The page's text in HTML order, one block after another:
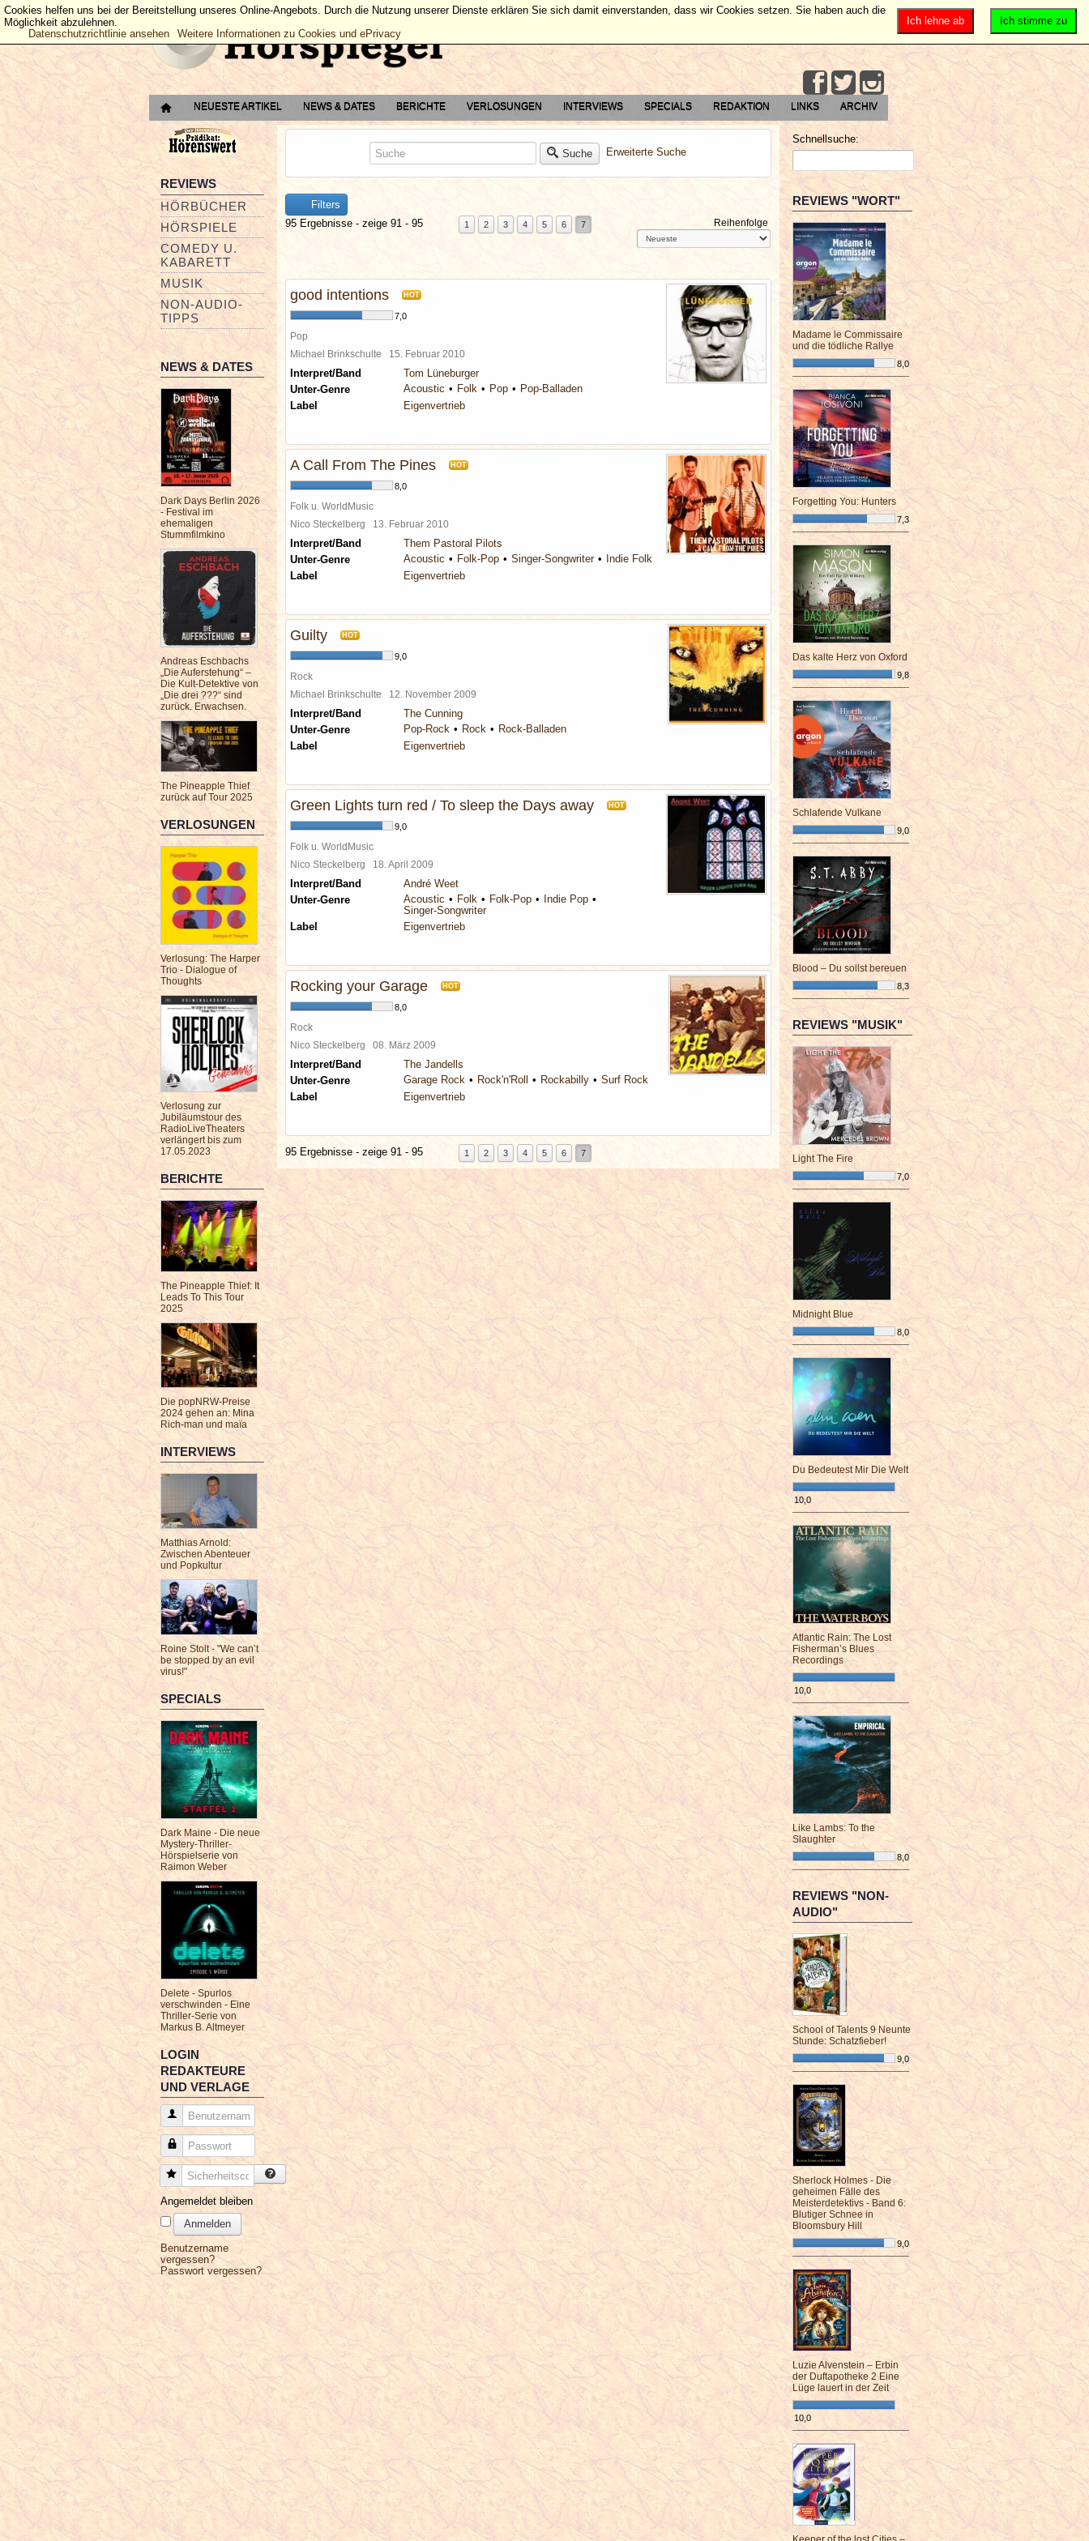
NEUESTE ARTIKEL NEWS & DATES BERICHTE VERLOSUNGEN INTERVIEWS SPECIALS REDAKTION LINKS ARCHIV
REVIEWS
HÖRBÜCHER
HÖRSPIELE
COMEDY U.
KABARETT
MUSIK
NON-AUDIO-
TIPPS
NEWS & DATES
Dark Days Berlin 2026
- Festival im
ehemaligen
Stummfilmkino
Andreas Eschbachs
„Die Auferstehung“ –
Die Kult-Detektive von
„Die drei ???“ sind
zurück. Erwachsen.
The Pineapple Thief
zurück auf Tour 2025
VERLOSUNGEN
Verlosung: The Harper
Trio - Dialogue of
Thoughts
Verlosung zur
Jubiläumstour des
RadioLiveTheaters
verlängert bis zum
17.05.2023
BERICHTE
The Pineapple Thief: It
Leads To This Tour
2025
Die popNRW-Preise
2024 gehen an: Mina
Rich-man und maïa
INTERVIEWS
Matthias Arnold:
Zwischen Abenteuer
und Popkultur
Roine Stolt - "We can’t
be stopped by an evil
virus!"
SPECIALS
Dark Maine - Die neue
Mystery-Thriller-
Hörspielserie von
Raimon Weber
Delete - Spurlos
verschwinden - Eine
Thriller-Serie von
Markus B. Altmeyer
LOGIN
REDAKTEURE
UND VERLAGE
Benutzername
Passwort
Sicherheitscode
Angemeldet bleiben
Anmelden
Benutzername
vergessen?
Passwort vergessen?
Suche Erweiterte Suche
Filters
95 Ergebnisse - zeige 91 - 95
1 2 3 4 5 6 7 Reihenfolge
good intentions HOT
7,0
Pop
Michael Brinkschulte 15. Februar 2010
Interpret/Band
Tom Lüneburger
Unter-Genre
Acoustic Folk Pop
Pop-Balladen
Label
Eigenvertrieb
A Call From The Pines HOT
8,0
Folk u. WorldMusic
Nico Steckelberg 13. Februar 2010
Interpret/Band
Them Pastoral Pilots
Unter-Genre
Acoustic Folk-Pop Singer-Songwriter
Indie Folk
Label
Eigenvertrieb
Guilty HOT
9,0
Rock
Michael Brinkschulte 12. November 2009
Interpret/Band
The Cunning
Unter-Genre
Pop-Rock Rock
Rock-Balladen
Label
Eigenvertrieb
Green Lights turn red / To sleep the Days away HOT
9,0
Folk u. WorldMusic
Nico Steckelberg 18. April 2009
Interpret/Band
André Weet
Unter-Genre
Acoustic Folk Folk-Pop
Indie Pop
Singer-Songwriter
Label
Eigenvertrieb
Rocking your Garage HOT
8,0
Rock
Nico Steckelberg 08. März 2009
Interpret/Band
The Jandells
Unter-Genre
Garage Rock Rock'n'Roll Rockabilly
Surf Rock
Label
Eigenvertrieb
95 Ergebnisse - zeige 91 - 95 1 2 3 4 5 6 7
Schnellsuche:
REVIEWS "WORT"
Madame le Commissaire
und die tödliche Rallye
8,0
¯¯¯¯¯¯¯¯¯¯¯¯¯¯¯¯¯¯¯¯¯¯¯¯
Forgetting You: Hunters
7,3
¯¯¯¯¯¯¯¯¯¯¯¯¯¯¯¯¯¯¯¯¯¯¯¯
Das kalte Herz von Oxford
9,8
¯¯¯¯¯¯¯¯¯¯¯¯¯¯¯¯¯¯¯¯¯¯¯¯
Schlafende Vulkane
9,0
¯¯¯¯¯¯¯¯¯¯¯¯¯¯¯¯¯¯¯¯¯¯¯¯
Blood – Du sollst bereuen
8,3
¯¯¯¯¯¯¯¯¯¯¯¯¯¯¯¯¯¯¯¯¯¯¯¯
REVIEWS "MUSIK"
Light The Fire
7,0
¯¯¯¯¯¯¯¯¯¯¯¯¯¯¯¯¯¯¯¯¯¯¯¯
Midnight Blue
8,0
¯¯¯¯¯¯¯¯¯¯¯¯¯¯¯¯¯¯¯¯¯¯¯¯
Du Bedeutest Mir Die Welt
10,0
¯¯¯¯¯¯¯¯¯¯¯¯¯¯¯¯¯¯¯¯¯¯¯¯
Atlantic Rain: The Lost
Fisherman’s Blues
Recordings
10,0
¯¯¯¯¯¯¯¯¯¯¯¯¯¯¯¯¯¯¯¯¯¯¯¯
Like Lambs: To the
Slaughter
8,0
¯¯¯¯¯¯¯¯¯¯¯¯¯¯¯¯¯¯¯¯¯¯¯¯
REVIEWS "NON-
AUDIO"
School of Talents 9 Neunte
Stunde: Schatzfieber!
9,0
¯¯¯¯¯¯¯¯¯¯¯¯¯¯¯¯¯¯¯¯¯¯¯¯
Sherlock Holmes - Die
geheimen Fälle des
Meisterdetektivs - Band 6:
Blutiger Schnee in
Bloomsbury Hill
9,0
¯¯¯¯¯¯¯¯¯¯¯¯¯¯¯¯¯¯¯¯¯¯¯¯
Luzie Alvenstein – Erbin
der Duftapotheke 2 Eine
Lüge lauert in der Zeit
10,0
¯¯¯¯¯¯¯¯¯¯¯¯¯¯¯¯¯¯¯¯¯¯¯¯
Ich stimme zu
Ich lehne ab
Cookies helfen uns bei der Bereitstellung unseres Online-Angebots. Durch die Nutzung unserer Dienste erklären Sie sich damit einverstanden, dass wir Cookies setzen. Sie haben auch die
Möglichkeit abzulehnen.
Datenschutzrichtlinie ansehen
Weitere Informationen zu Cookies und ePrivacy